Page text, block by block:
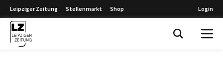
Leipziger Zeitung Stellenmarkt Shop Login